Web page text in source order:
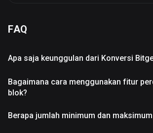
FAQ
Apa saja keunggulan dari Konversi
Bagaimana cara menggunakan fitur
blok?
Berapa jumlah minimum dan